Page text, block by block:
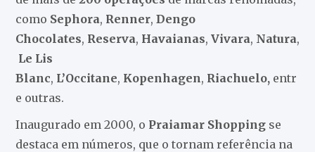
como Sephora, Renner, Dengo
Chocolates, Reserva, Havaianas, Vivara, Natura,
Le Lis
Blanc, L’Occitane, Kopenhagen, Riachuelo, entr
e outras.
Inaugurado em 2000, o Praiamar Shoppingse
destaca em números, que o tornam referência na